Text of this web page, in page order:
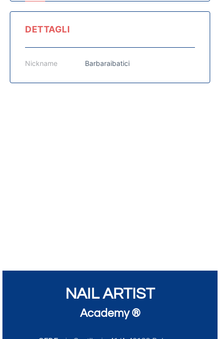
DETTAGLI
Nickname Barbaraibatici
NAIL ARTIST
Academy ®